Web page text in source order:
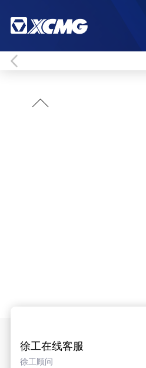

徐工在线客服
徐工顾问